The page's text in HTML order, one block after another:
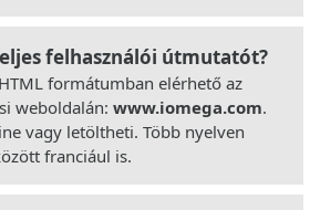
felhasználói útmutatót?
formátumban elérhető az
weboldalán: www.iomega.com.
vagy letöltheti. Több nyelven
franciául is.